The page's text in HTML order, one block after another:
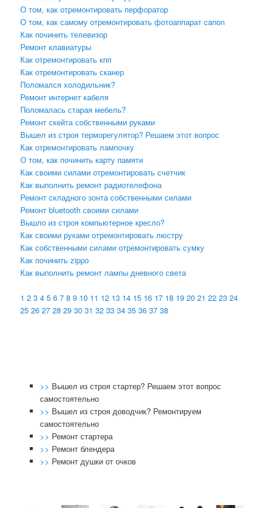
О том, как отремонтировать перфоратор
О том, как самому отремонтировать фотоаппарат canon
Как починить телевизор
Ремонт клавиатуры
Как отремонтировать кпп
Как отремонтировать сканер
Поломался холодильник?
Ремонт интернет кабеля
Поломалась старая мебель?
Ремонт скейта собственными руками
Вышел из строя терморегулятор? Решаем этот вопрос
Как отремонтировать лампочку
О том, как починить карту памяти
Как своими силами отремонтировать счетчик
Как выполнить ремонт радиотелефона
Ремонт складного зонта собственными силами
Ремонт bluetooth своими силами
Вышло из строя компьютерное кресло?
Как своими руками отремонтировать люстру
Как собственными силами отремонтировать сумку
Как починить zippo
Как выполнить ремонт лампы дневного света
1 2 3 4 5 6 7 8 9 10 11 12 13 14 15 16 17 18 19 20 21 22 23 24
25 26 27 28 29 30 31 32 33 34 35 36 37 38
>> Вышел из строя стартер? Решаем этот вопрос
самостоятельно
>> Вышел из строя доводчик? Ремонтируем
самостоятельно
>> Ремонт стартера
>> Ремонт блендера
>> Ремонт душки от очков